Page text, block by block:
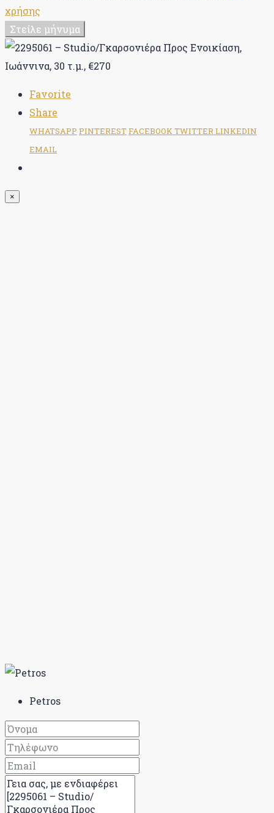
χρήσης
Στείλε μήνυμα
Favorite
Share
WHATSAPP PINTERESTFACEBOOKTWITTERLINKEDIN
EMAIL
×
Petros